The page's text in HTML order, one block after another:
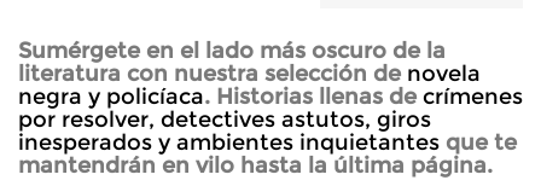
Sumérgete en el lado más oscuro de la
literatura con nuestra selección de novela
negra y policíaca. Historias llenas de crímenes
por resolver, detectives astutos, giros
inesperados y ambientes inquietantes que te
mantendrán en vilo hasta la última página.